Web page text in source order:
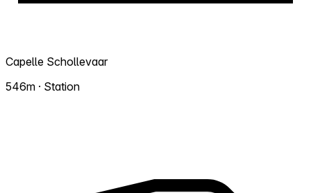
Capelle Schollevaar
546m · Station